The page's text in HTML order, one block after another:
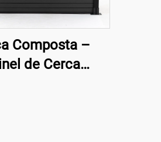
Composta –
de Cerca